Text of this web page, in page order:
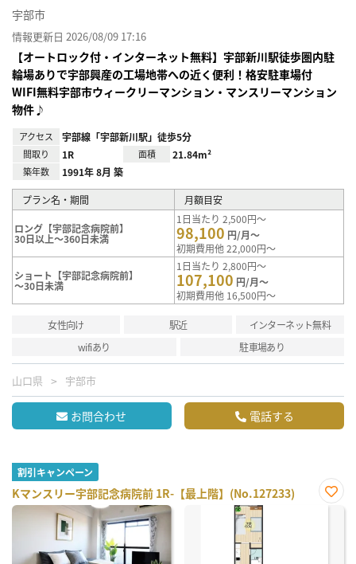
宇部市
情報更新日 2026/08/09 17:16
【オートロック付・インターネット無料】宇部新川駅徒歩圏内駐
輪場ありで宇部興産の工場地帯への近く便利！格安駐車場付
WIFI無料宇部市ウィークリーマンション・マンスリーマンション
物件♪
アクセス 宇部線「宇部新川駅」徒歩5分
間取り 1R 面積 21.84m²
築年数 1991年 8月 築
プラン名・期間 月額目安
ロング【宇部記念病院前】
30日以上～360日未満
1日当たり 2,500円～
98,100 円/月～
初期費用他 22,000円～
ショート【宇部記念病院前】
～30日未満
1日当たり 2,800円～
107,100 円/月～
初期費用他 16,500円～
女性向け 駅近
インターネット無料
wifiあり
駐車場あり
山口県 宇部市
お問合わせ 電話する
割引キャンペーン
Kマンスリー宇部記念病院前 1R-【最上階】(No.127233)
お気